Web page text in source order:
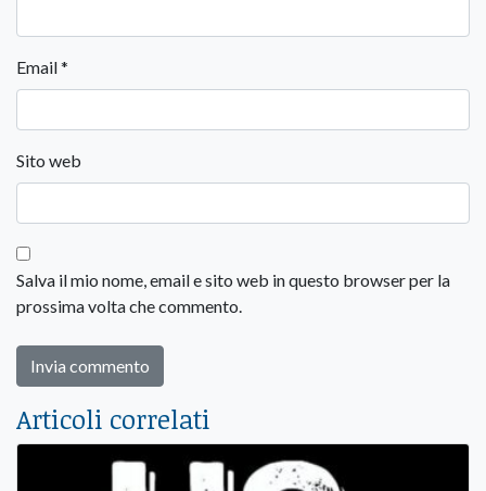
Email*
Sito web
Salva il mio nome, email e sito web in questo browser per la
prossima volta che commento.
Articoli correlati